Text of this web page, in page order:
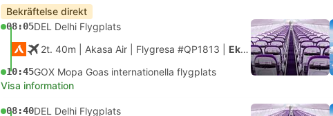
Bekräftelse direkt
08:05DEL Delhi Flygplats
2t. 40m | Akasa Air Flygresa #QP1813 Ekonomi
10:45GOX Mopa Goas internationella flygplats
Visa information
08:40DEL Delhi Flygplats